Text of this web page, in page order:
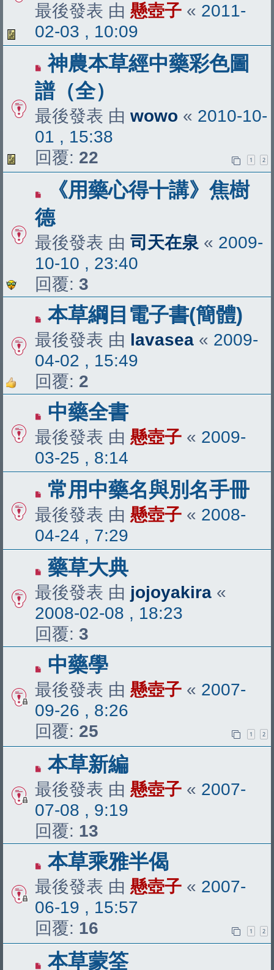
最後發表 由 懸壺子 « 2011-
02-03 , 10:09
神農本草經中藥彩色圖
譜（全）
最後發表 由 wowo « 2010-10-
01 , 15:38
回覆: 22 1 2
《用藥心得十講》焦樹
德
最後發表 由 司天在泉« 2009-
10-10 , 23:40
回覆: 3
本草綱目電子書(簡體)
最後發表 由 lavasea « 2009-
04-02 , 15:49
回覆: 2
中藥全書
最後發表 由 懸壺子 « 2009-
03-25 , 8:14
常用中藥名與別名手冊
最後發表 由 懸壺子 « 2008-
04-24 , 7:29
藥草大典
最後發表 由 jojoyakira «
2008-02-08 , 18:23
回覆: 3
中藥學
最後發表 由 懸壺子 « 2007-
09-26 , 8:26
回覆: 25 1 2
本草新編
最後發表 由 懸壺子 « 2007-
07-08 , 9:19
回覆: 13
本草乘雅半偈
最後發表 由 懸壺子 « 2007-
06-19 , 15:57
回覆: 16 1 2
本草蒙筌